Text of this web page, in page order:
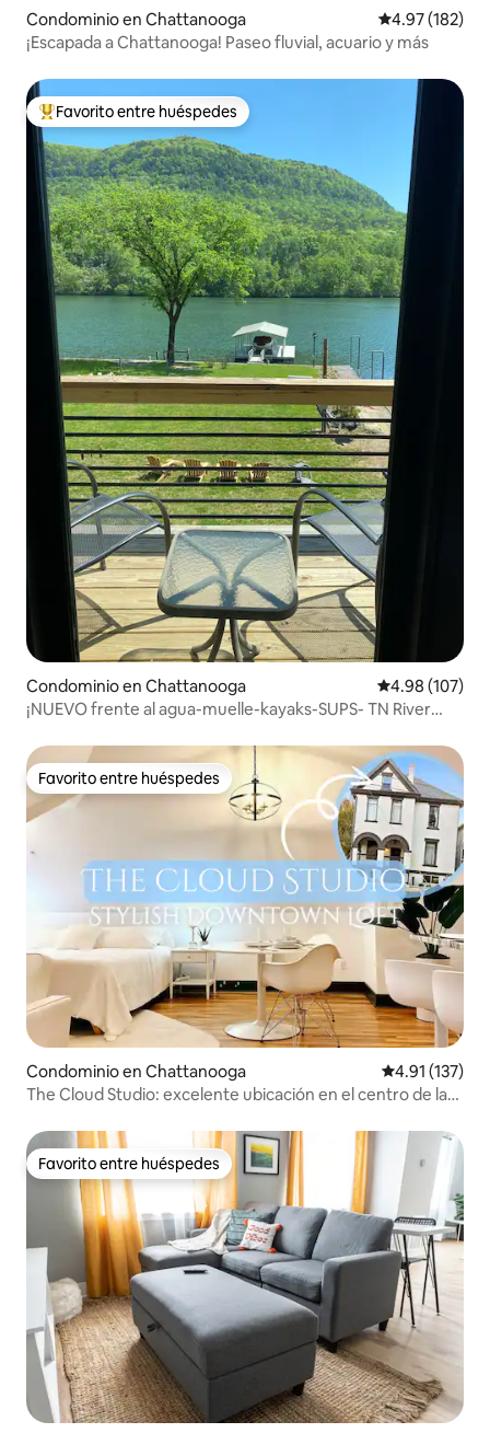
Condominio en Chattanooga Calificación
4.97 (182)
¡Escapada a Chattanooga! Paseo fluvial, acuario y más
De los mejores en Favorito entre huéspedes
Favorito entre huéspedes
Condominio en Chattanooga Calificación
4.98 (107)
¡NUEVO frente al agua-muelle-kayaks-SUPS- TN River
Favorito entre huéspedes
Favorito entre huéspedes
Condominio en Chattanooga Calificación
4.91 (137)
The Cloud Studio: excelente ubicación en el centro de la
Favorito entre huéspedes
Favorito entre huéspedes